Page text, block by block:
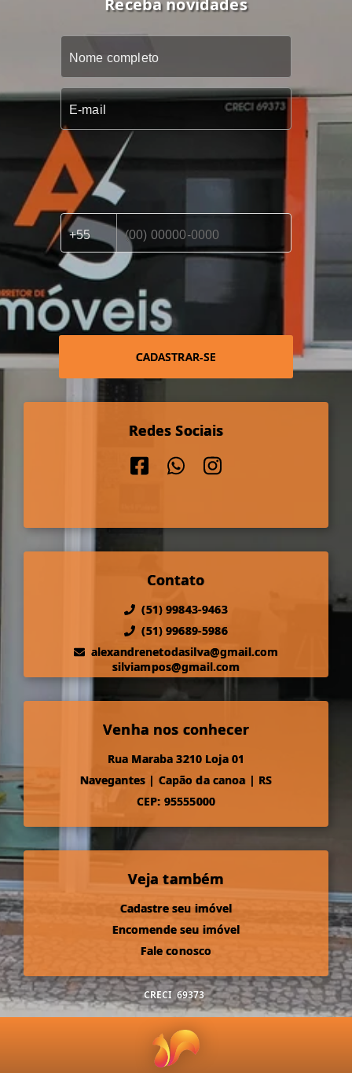
Receba novidades
CADASTRAR-SE
Redes Sociais
Contato
(51) 99843-9463
(51) 99689-5986
alexandrenetodasilva@gmail.com
silviampos@gmail.com
Venha nos conhecer
Rua Maraba 3210 Loja 01
Navegantes | Capão da canoa | RS
CEP: 95555000
Veja também
Cadastre seu imóvel
Encomende seu imóvel
Fale conosco
CRECI 69373